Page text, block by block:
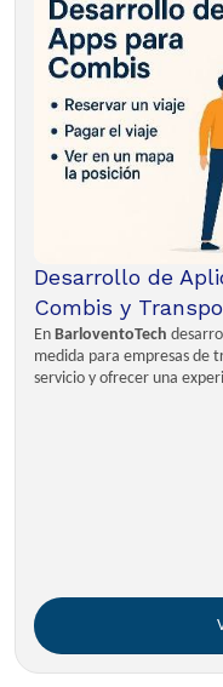
Desarrollo de
Combis y
En BarloventoTech
medida para empresas de
servicio y ofrecer una